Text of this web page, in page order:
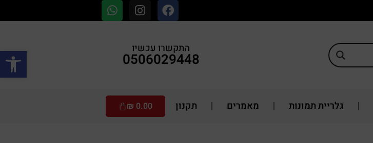
פתח התקשרו עכשיו
0506029448
גלריית תמונות מאמרים תקנון ₪ 0.00